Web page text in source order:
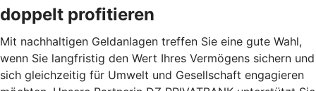
doppelt profitieren
Mit nachhaltigen Geldanlagen treffen Sie eine gute Wahl,
wenn Sie langfristig den Wert Ihres Vermögens sichern und
sich gleichzeitig für Umwelt und Gesellschaft engagieren